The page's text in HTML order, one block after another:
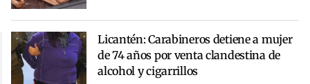
Licantén: Carabineros detiene a mujer
de 74 años por venta clandestina de
alcohol y cigarrillos